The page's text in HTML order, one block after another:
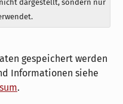
dargestellt, sondern nur
gespeichert werden
Informationen siehe
.